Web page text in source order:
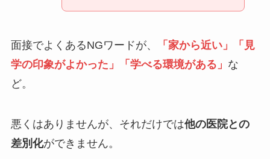
面接でよくあるNGワードが、
「家から近い」「見
学の印象がよかった」「学べる環境がある」 な
ど。
悪くはありませんが、それだけでは他の医院との
差別化ができません。